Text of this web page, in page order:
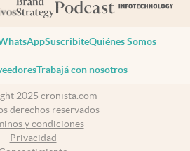
SuscribiteQuiénes Somos
Trabajá con nosotros
2025 cronista.com
derechos reservados
y condiciones
Privacidad